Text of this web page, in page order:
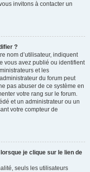
invitons à contacter un
?
nom d’utilisateur, indiquent
vous avez publié ou identifient
et les
du forum peut
pas abuser de ce système en
votre rang sur le forum.
et un administrateur ou un
votre compteur de
je clique sur le lien de
seuls les utilisateurs